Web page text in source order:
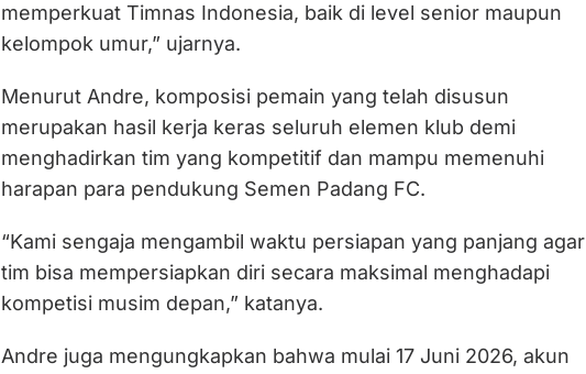
memperkuat Timnas Indonesia, baik di level senior maupun
kelompok umur,” ujarnya.
Menurut Andre, komposisi pemain yang telah disusun
merupakan hasil kerja keras seluruh elemen klub demi
menghadirkan tim yang kompetitif dan mampu memenuhi
harapan para pendukung Semen Padang FC.
“Kami sengaja mengambil waktu persiapan yang panjang agar
tim bisa mempersiapkan diri secara maksimal menghadapi
kompetisi musim depan,” katanya.
Andre juga mengungkapkan bahwa mulai 17 Juni 2026, akun